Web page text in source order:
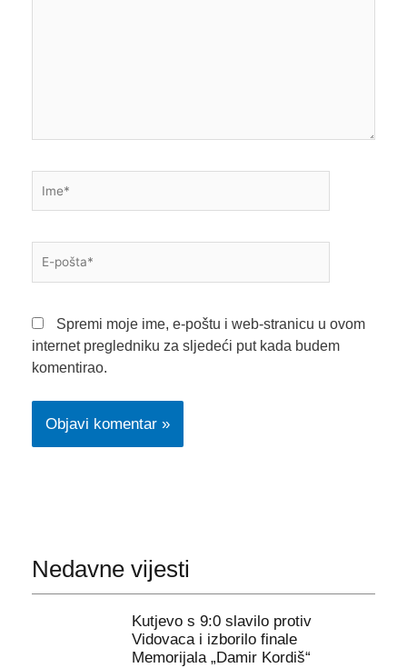
pošta*
Spremi moje ime, e-poštu i web-stranicu u ovom
internet pregledniku za sljedeći put kada budem
komentirao.
Nedavne vijesti
Kutjevo s 9:0 slavilo protiv
Vidovaca i izborilo finale
Memorijala „Damir Kordiš“